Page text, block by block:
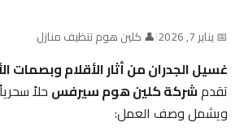
📅 يناير 7, 2026 |👤 كلين هوم تنظيف منازل
غسيل الجدران من أثار الأقلام وبصمات
تقدمشركة كلين هوم سيرفسحلاً سحرياً
ويشمل وصف العمل: